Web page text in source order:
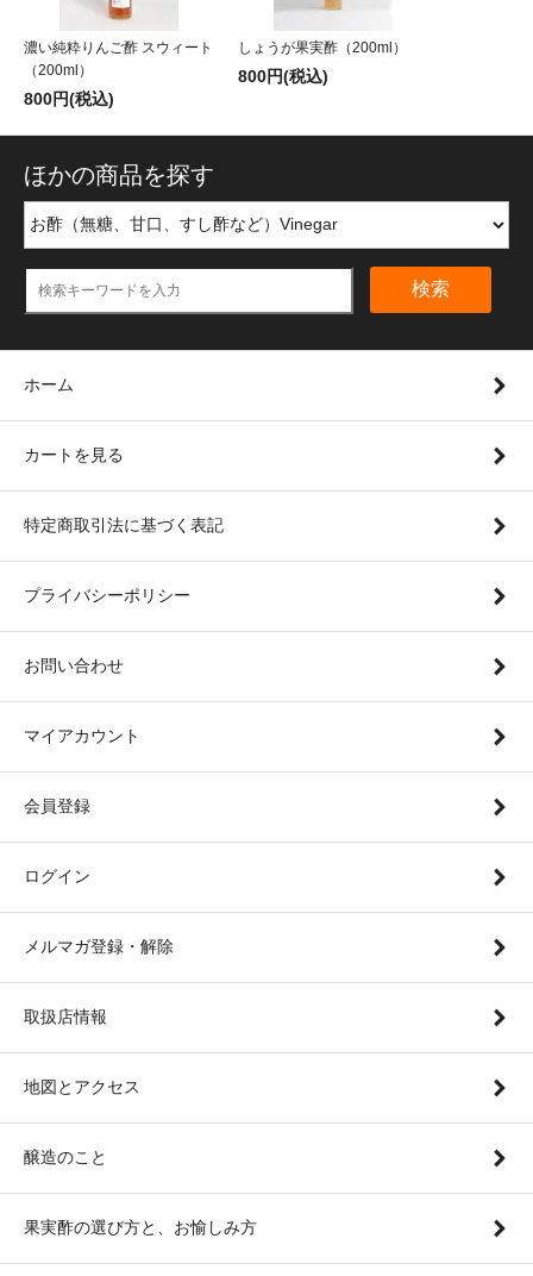
濃い純粋りんご酢 スウィート
（200ml）
800円(税込)
しょうが果実酢（200ml）
800円(税込)
ほかの商品を探す
検索
ホーム
カートを見る
特定商取引法に基づく表記
プライバシーポリシー
お問い合わせ
マイアカウント
会員登録
ログイン
メルマガ登録・解除
取扱店情報
地図とアクセス
醸造のこと
果実酢の選び方と、お愉しみ方